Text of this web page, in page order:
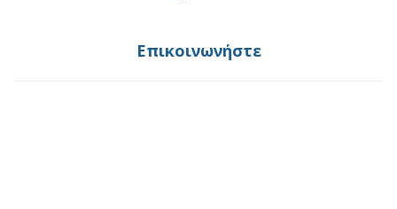
Επικοινωνήστε